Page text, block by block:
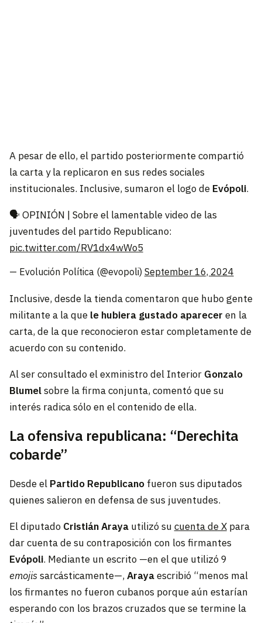
A pesar de ello, el partido posteriormente compartió
la carta y la replicaron en sus redes sociales
institucionales. Inclusive, sumaron el logo de Evópoli.
🗣️ OPINIÓN | Sobre el lamentable video de las
juventudes del partido Republicano:
pic.twitter.com/RV1dx4wWo5
— Evolución Política (@evopoli) September 16, 2024
Inclusive, desde la tienda comentaron que hubo gente
militante a la que le hubiera gustado aparecer en la
carta, de la que reconocieron estar completamente de
acuerdo con su contenido.
Al ser consultado el exministro del Interior Gonzalo
Blumelsobre la firma conjunta, comentó que su
interés radica sólo en el contenido de ella.
La ofensiva republicana: “Derechita
cobarde”
Desde el Partido Republicano fueron sus diputados
quienes salieron en defensa de sus juventudes.
El diputado Cristián Arayautilizó su cuenta de Xpara
dar cuenta de su contraposición con los firmantes
Evópoli. Mediante un escrito —en el que utilizó 9
emojissarcásticamente—,Arayaescribió “menos mal
los firmantes no fueron cubanos porque aún estarían
esperando con los brazos cruzados que se termine la